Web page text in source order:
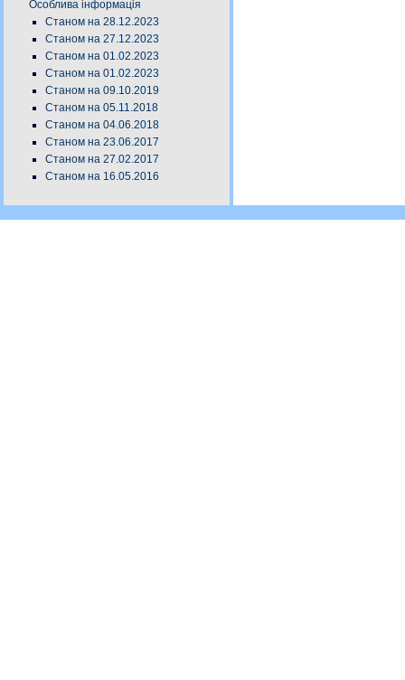
Особлива інформація
Станом на 28.12.2023
Станом на 27.12.2023
Станом на 01.02.2023
Станом на 01.02.2023
Станом на 09.10.2019
Станом на 05.11.2018
Станом на 04.06.2018
Станом на 23.06.2017
Станом на 27.02.2017
Станом на 16.05.2016